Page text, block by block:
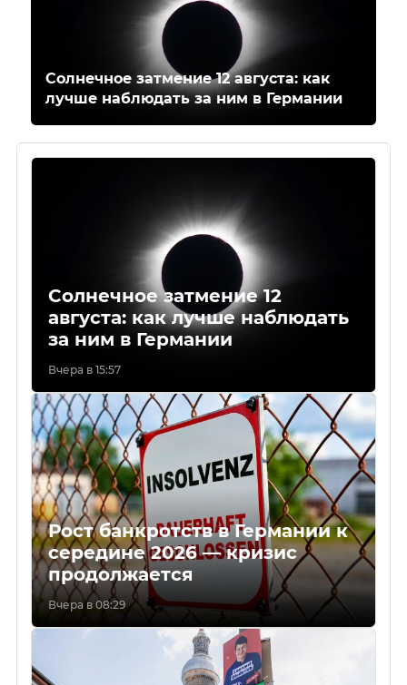
Солнечное затмение 12 августа: как
лучше наблюдать за ним в Германии
Солнечное затмение 12
августа: как лучше наблюдать
за ним в Германии
Вчера в 15:57
Рост банкротств в Германии к
середине 2026 — кризис
продолжается
Вчера в 08:29